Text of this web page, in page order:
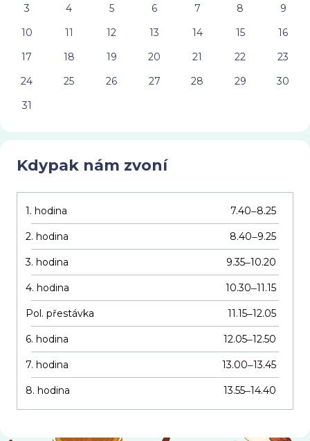
3
4 5 6 7 8
9
10
11 12 13 14 15
16
17
18 19 20 21 22
23
24
25 26 27 28 29
30
31
Kdypak nám zvoní
1. hodina 7.40–8.25
2. hodina 8.40–9.25
3. hodina 9.35–10.20
4. hodina 10.30–11.15
Pol. přestávka 11.15–12.05
6. hodina 12.05–12.50
7. hodina 13.00–13.45
8. hodina 13.55–14.40